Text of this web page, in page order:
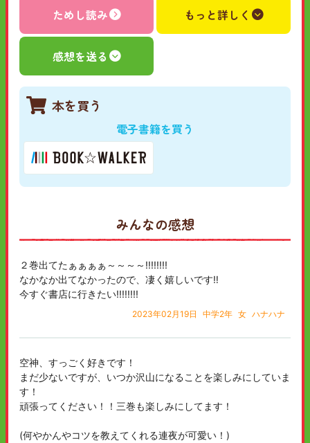
ためし読み もっと詳しく
感想を送る
本を買う
電子書籍を買う
みんなの感想
２巻出てたぁぁぁぁ～～～～!!!!!!!!
なかなか出てなかったので、凄く嬉しいです‼️
今すぐ書店に行きたい!!!!!!!!
2023年02月19日 中学2年 女 ハナハナ
空神、すっごく好きです！
まだ少ないですが、いつか沢山になることを楽しみにしていま
す！
頑張ってください！！三巻も楽しみにしてます！
(何やかんやコツを教えてくれる連夜が可愛い！)